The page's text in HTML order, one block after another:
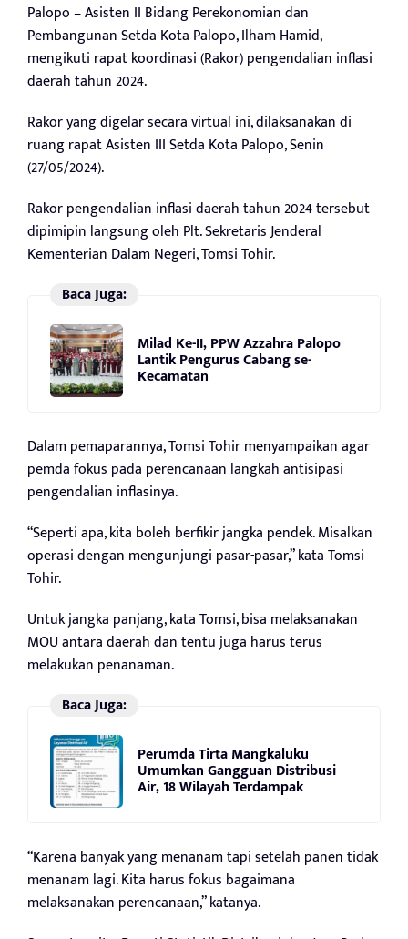
Palopo – Asisten II Bidang Perekonomian dan
Pembangunan Setda Kota Palopo, Ilham Hamid,
mengikuti rapat koordinasi (Rakor) pengendalian inflasi
daerah tahun 2024.
Rakor yang digelar secara virtual ini, dilaksanakan di
ruang rapat Asisten III Setda Kota Palopo, Senin
(27/05/2024).
Rakor pengendalian inflasi daerah tahun 2024 tersebut
dipimipin langsung oleh Plt. Sekretaris Jenderal
Kementerian Dalam Negeri, Tomsi Tohir.
Baca Juga:
Milad Ke-II, PPW Azzahra Palopo
Lantik Pengurus Cabang se-
Kecamatan
Dalam pemaparannya, Tomsi Tohir menyampaikan agar
pemda fokus pada perencanaan langkah antisipasi
pengendalian inflasinya.
“Seperti apa, kita boleh berfikir jangka pendek. Misalkan
operasi dengan mengunjungi pasar-pasar,” kata Tomsi
Tohir.
Untuk jangka panjang, kata Tomsi, bisa melaksanakan
MOU antara daerah dan tentu juga harus terus
melakukan penanaman.
Baca Juga:
Perumda Tirta Mangkaluku
Umumkan Gangguan Distribusi
Air, 18 Wilayah Terdampak
“Karena banyak yang menanam tapi setelah panen tidak
menanam lagi. Kita harus fokus bagaimana
melaksanakan perencanaan,” katanya.